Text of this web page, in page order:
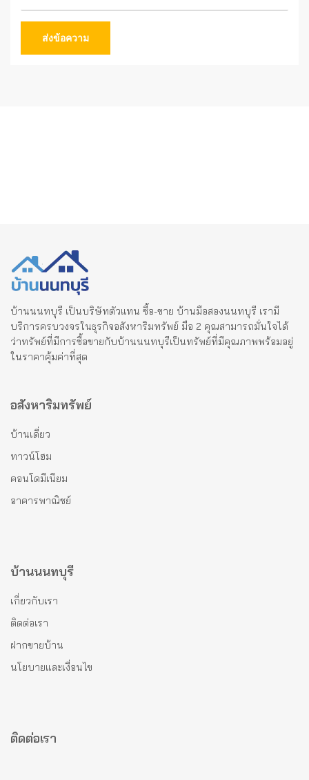
ส่งข้อความ
บ้านนนทบุรี เป็นบริษัทตัวแทน ซื้อ-ขาย บ้านมือสองนนทบุรี เรามี
บริการครบวงจรในธุรกิจอสังหาริมทรัพย์ มือ 2 คุณสามารถมั่นใจได้
ว่าทรัพย์ที่มีการซื้อขายกับบ้านนนทบุรีเป็นทรัพย์ที่มีคุณภาพพร้อมอยู่
ในราคาคุ้มค่าที่สุด
อสังหาริมทรัพย์
บ้านเดี่ยว
ทาวน์โฮม
คอนโดมีเนียม
อาคารพาณิชย์
บ้านนนทบุรี
เกี่ยวกับเรา
ติดต่อเรา
ฝากขายบ้าน
นโยบายและเงื่อนไข
ติดต่อเรา